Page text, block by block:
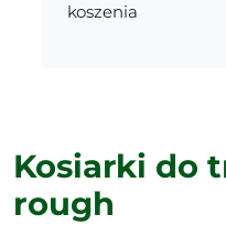
koszenia
Kosiarki do
rough